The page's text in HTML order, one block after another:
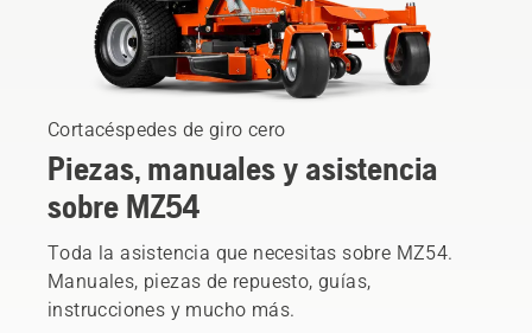
Cortacéspedes de giro cero
Piezas, manuales y asistencia
sobre MZ54
Toda la asistencia que necesitas sobre MZ54.
Manuales, piezas de repuesto, guías,
instrucciones y mucho más.